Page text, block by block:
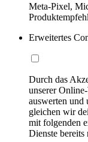
Meta-Pixel,
Erweitertes
Durch das
unserer
auswerten und
gleichen wir
mit folgenden
Dienste bereits